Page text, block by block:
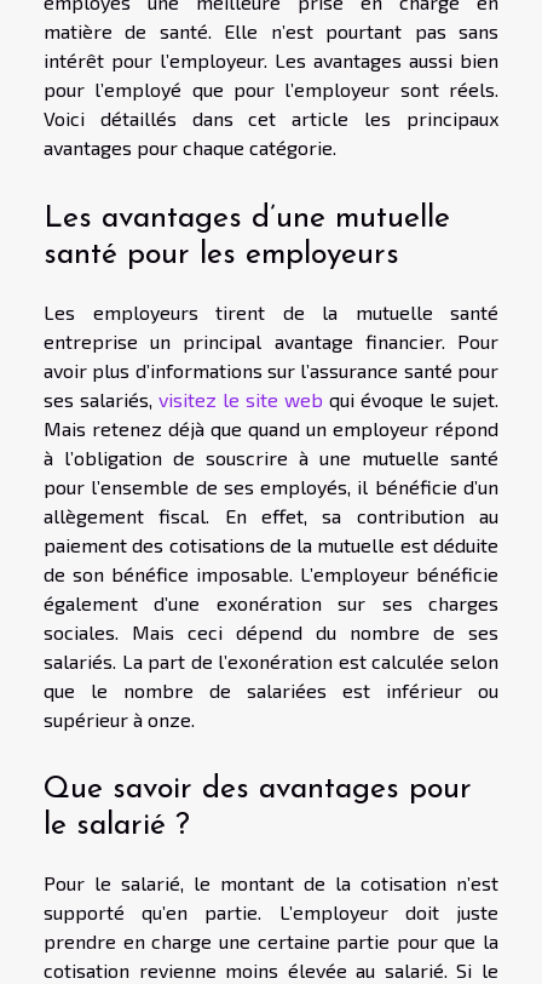
matière de santé. Elle n’est pourtant pas sans
intérêt pour l’employeur. Les avantages aussi bien
pour l’employé que pour l’employeur sont réels.
Voici détaillés dans cet article les principaux
avantages pour chaque catégorie.
Les avantages d’une mutuelle
santé pour les employeurs
Les employeurs tirent de la mutuelle santé
entreprise un principal avantage financier. Pour
avoir plus d’informations sur l’assurance santé pour
ses salariés, visitez le site web qui évoque le sujet.
Mais retenez déjà que quand un employeur répond
à l’obligation de souscrire à une mutuelle santé
pour l’ensemble de ses employés, il bénéficie d’un
allègement fiscal. En effet, sa contribution au
paiement des cotisations de la mutuelle est déduite
de son bénéfice imposable. L’employeur bénéficie
également d’une exonération sur ses charges
sociales. Mais ceci dépend du nombre de ses
salariés. La part de l’exonération est calculée selon
que le nombre de salariées est inférieur ou
supérieur à onze.
Que savoir des avantages pour
le salarié ?
Pour le salarié, le montant de la cotisation n’est
supporté qu’en partie. L’employeur doit juste
prendre en charge une certaine partie pour que la
cotisation revienne moins élevée au salarié. Si le